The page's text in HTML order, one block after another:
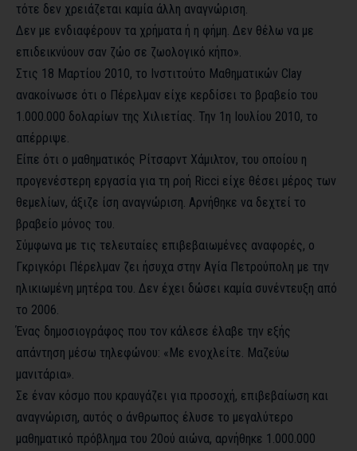
τότε δεν χρειάζεται καμία άλλη αναγνώριση.
Δεν με ενδιαφέρουν τα χρήματα ή η φήμη. Δεν θέλω να με
επιδεικνύουν σαν ζώο σε ζωολογικό κήπο».
Στις 18 Μαρτίου 2010, το Ινστιτούτο Μαθηματικών Clay
ανακοίνωσε ότι ο Πέρελμαν είχε κερδίσει το βραβείο του
1.000.000 δολαρίων της Χιλιετίας. Την 1η Ιουλίου 2010, το
απέρριψε.
Είπε ότι ο μαθηματικός Ρίτσαρντ Χάμιλτον, του οποίου η
προγενέστερη εργασία για τη ροή Ricci είχε θέσει μέρος των
θεμελίων, άξιζε ίση αναγνώριση. Αρνήθηκε να δεχτεί το
βραβείο μόνος του.
Σύμφωνα με τις τελευταίες επιβεβαιωμένες αναφορές, ο
Γκριγκόρι Πέρελμαν ζει ήσυχα στην Αγία Πετρούπολη με την
ηλικιωμένη μητέρα του. Δεν έχει δώσει καμία συνέντευξη από
το 2006.
Ένας δημοσιογράφος που τον κάλεσε έλαβε την εξής
απάντηση μέσω τηλεφώνου: «Με ενοχλείτε. Μαζεύω
μανιτάρια».
Σε έναν κόσμο που κραυγάζει για προσοχή, επιβεβαίωση και
αναγνώριση, αυτός ο άνθρωπος έλυσε το μεγαλύτερο
μαθηματικό πρόβλημα του 20ού αιώνα, αρνήθηκε 1.000.000